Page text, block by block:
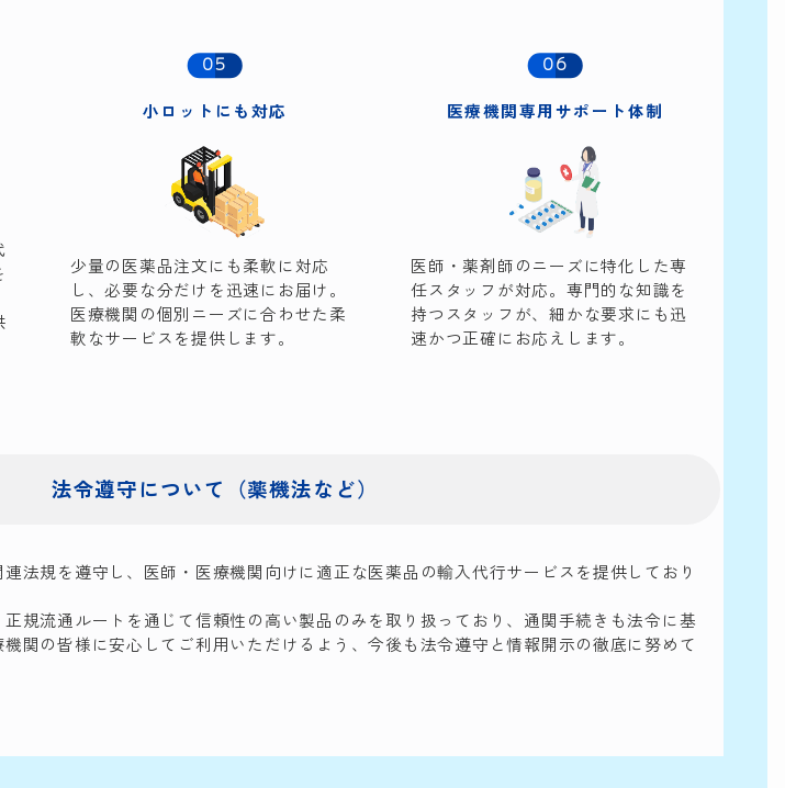
05
小ロットにも対応
少量の医薬品注文にも柔軟に対応
し、必要な分だけを迅速にお届け。
医療機関の個別ニーズに合わせた柔
軟なサービスを提供します。
06
医療機関専用サポート体制
医師・薬剤師のニーズに特化した専
任スタッフが対応。専門的な知識を
持つスタッフが、細かな要求にも迅
速かつ正確にお応えします。
法令遵守について （薬機法など）
法規を遵守し、医師・医療機関向けに適正な医薬品の輸入代行サービスを提供しており
規流通ルートを通じて信頼性の高い製品のみを取り扱っており、通関手続きも法令に基
関の皆様に安心してご利用いただけるよう、今後も法令遵守と情報開示の徹底に努めて